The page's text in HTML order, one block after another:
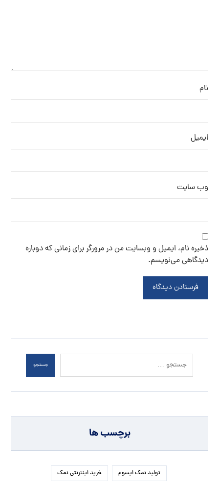
نام
ایمیل
وب‌ سایت
ذخیره نام، ایمیل و وبسایت من در مرورگر برای زمانی که دوباره
دیدگاهی می‌نویسم.
فرستادن دیدگاه
جستجو
برچسب ها
تولید نمک اپسوم خرید اینترنتی نمک